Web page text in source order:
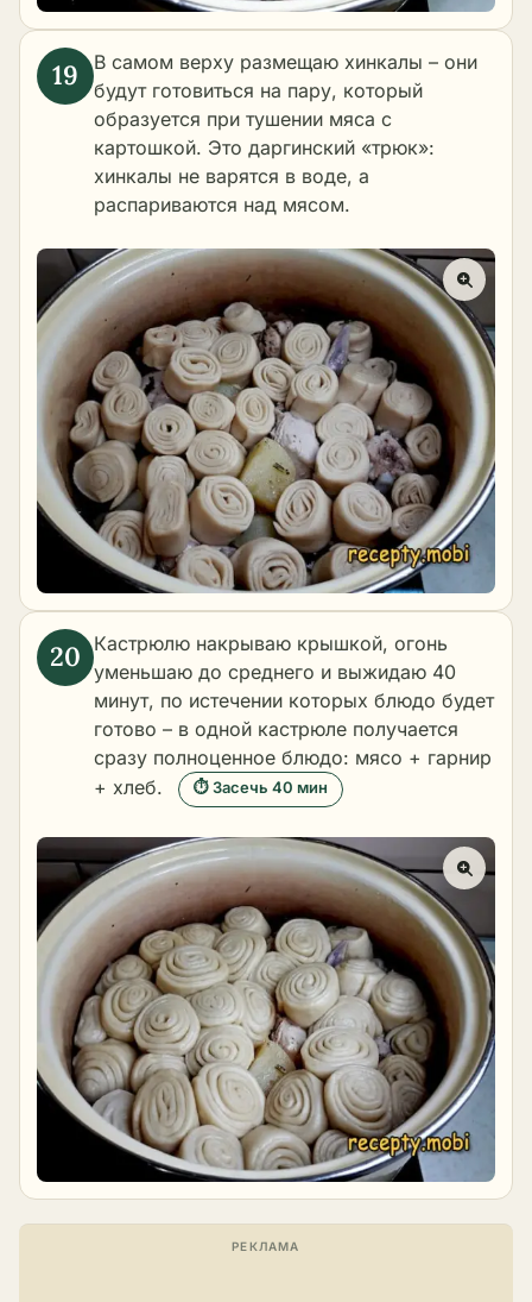
В самом верху размещаю хинкалы – они
будут готовиться на пару, который
образуется при тушении мяса с
картошкой. Это даргинский «трюк»:
хинкалы не варятся в воде, а
распариваются над мясом.
Кастрюлю накрываю крышкой, огонь
уменьшаю до среднего и выжидаю 40
минут, по истечении которых блюдо будет
готово – в одной кастрюле получается
сразу полноценное блюдо: мясо + гарнир
+ хлеб.
⏱ Засечь 40 мин